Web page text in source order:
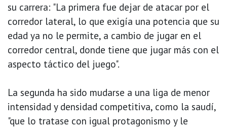
su carrera: "La primera fue dejar de atacar por el
corredor lateral, lo que exigía una potencia que su
edad ya no le permite, a cambio de jugar en el
corredor central, donde tiene que jugar más con el
aspecto táctico del juego".
La segunda ha sido mudarse a una liga de menor
intensidad y densidad competitiva, como la saudí,
"que lo tratase con igual protagonismo y le